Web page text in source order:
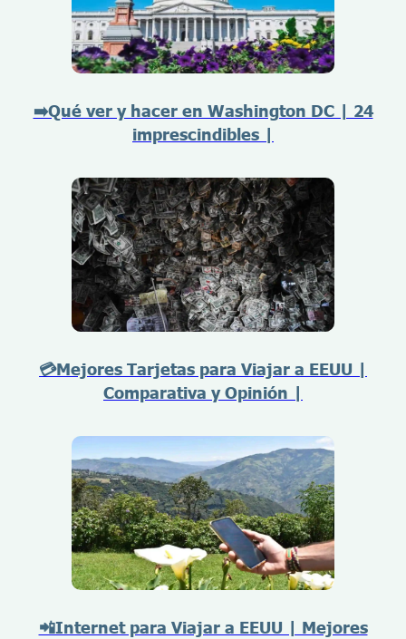
➡️Qué ver y hacer en Washington DC | 24
imprescindibles |
💳Mejores Tarjetas para Viajar a EEUU |
Comparativa y Opinión |
📲Internet para Viajar a EEUU | Mejores